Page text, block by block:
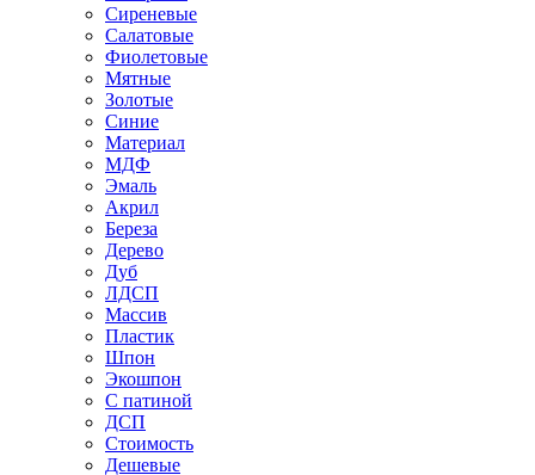
Сиреневые
Салатовые
Фиолетовые
Мятные
Золотые
Синие
Материал
МДФ
Эмаль
Акрил
Береза
Дерево
Дуб
ЛДСП
Массив
Пластик
Шпон
Экошпон
С патиной
ДСП
Стоимость
Дешевые